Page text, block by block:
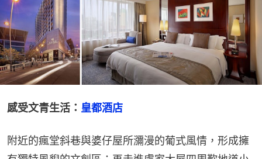
感受文青生活： 皇都酒店
附近的瘋堂斜巷與婆仔屋所瀰漫的葡式風情，形成擁